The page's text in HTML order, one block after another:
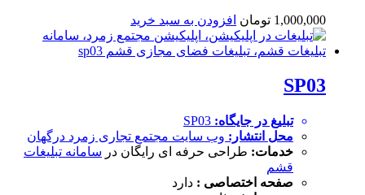
1,000,000 تومان افزودن به سبد خرید
SP03
تبلیغ در جایگاه:
محل انتشار: وب سایت مجتمع تجاری زمرد درگهان
خدمات: طراحی حرفه ای رایگان در سامانه تبلیغات
قشم
صفحه اختصاصی : دارد